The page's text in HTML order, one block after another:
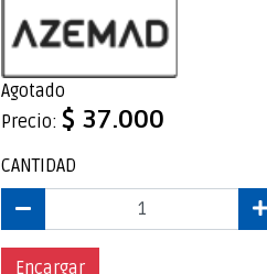
Agotado
Precio: $ 37.000
CANTIDAD
Encargar